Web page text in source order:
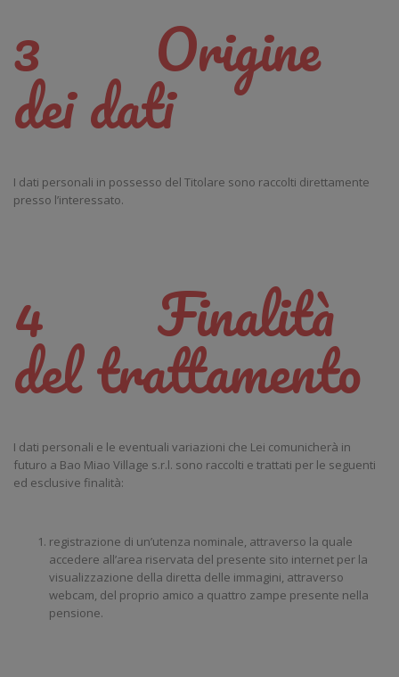
3 Origine
dei dati
I dati personali in possesso del Titolare sono raccolti direttamente
presso l’interessato.
4 Finalità
del trattamento
I dati personali e le eventuali variazioni che Lei comunicherà in
futuro a Bao Miao Village s.r.l. sono raccolti e trattati per le seguenti
ed esclusive finalità:
registrazione di un’utenza nominale, attraverso la quale
accedere all’area riservata del presente sito internet per la
visualizzazione della diretta delle immagini, attraverso
webcam, del proprio amico a quattro zampe presente nella
pensione.